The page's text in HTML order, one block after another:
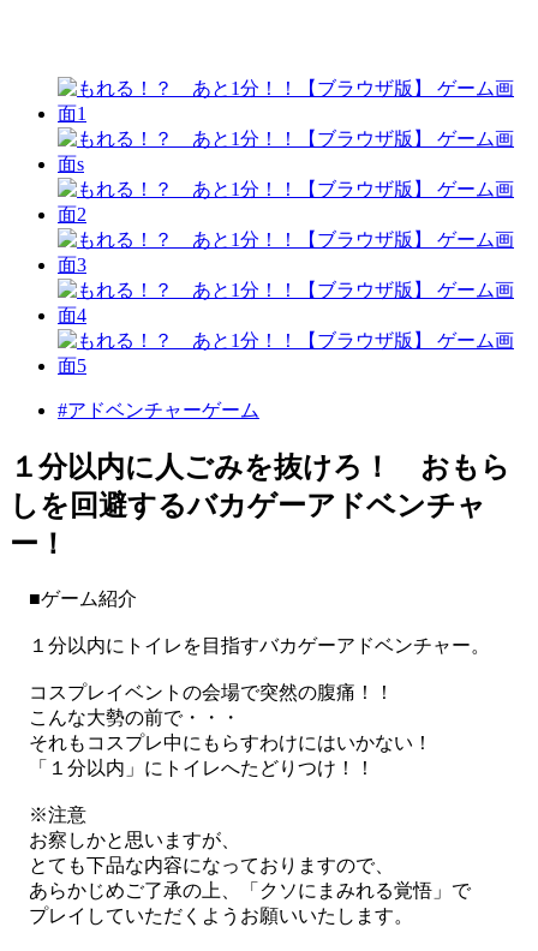
#アドベンチャーゲーム
１分以内に人ごみを抜けろ！ おもら
しを回避するバカゲーアドベンチャ
ー！
■ゲーム紹介
１分以内にトイレを目指すバカゲーアドベンチャー。
コスプレイベントの会場で突然の腹痛！！
こんな大勢の前で・・・
それもコスプレ中にもらすわけにはいかない！
「１分以内」にトイレへたどりつけ！！
※注意
お察しかと思いますが、
とても下品な内容になっておりますので、
あらかじめご了承の上、「クソにまみれる覚悟」で
プレイしていただくようお願いいたします。